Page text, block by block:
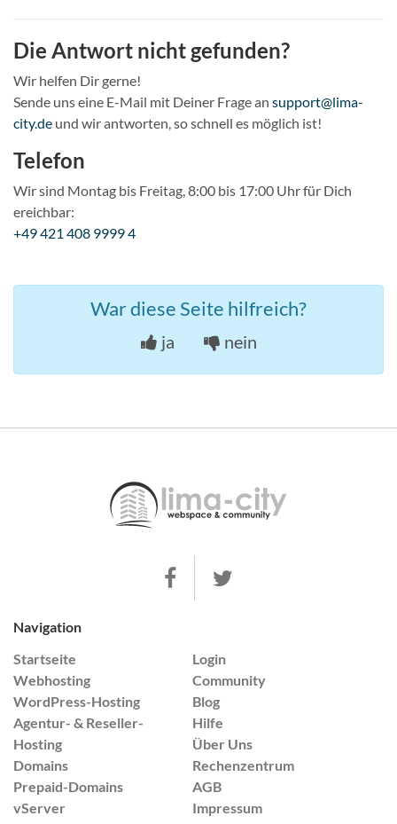
Die Antwort nicht gefunden?
Wir helfen Dir gerne!
Sende uns eine E-Mail mit Deiner Frage an support@lima-
city.de und wir antworten, so schnell es möglich ist!
Telefon
Wir sind Montag bis Freitag, 8:00 bis 17:00 Uhr für Dich
ereichbar:
+49 421 408 9999 4
War diese Seite hilfreich?
ja nein
Navigation
Startseite
Webhosting
WordPress-Hosting
Agentur- & Reseller-
Hosting
Domains
Prepaid-Domains
vServer
Login
Community
Blog
Hilfe
Über Uns
Rechenzentrum
AGB
Impressum